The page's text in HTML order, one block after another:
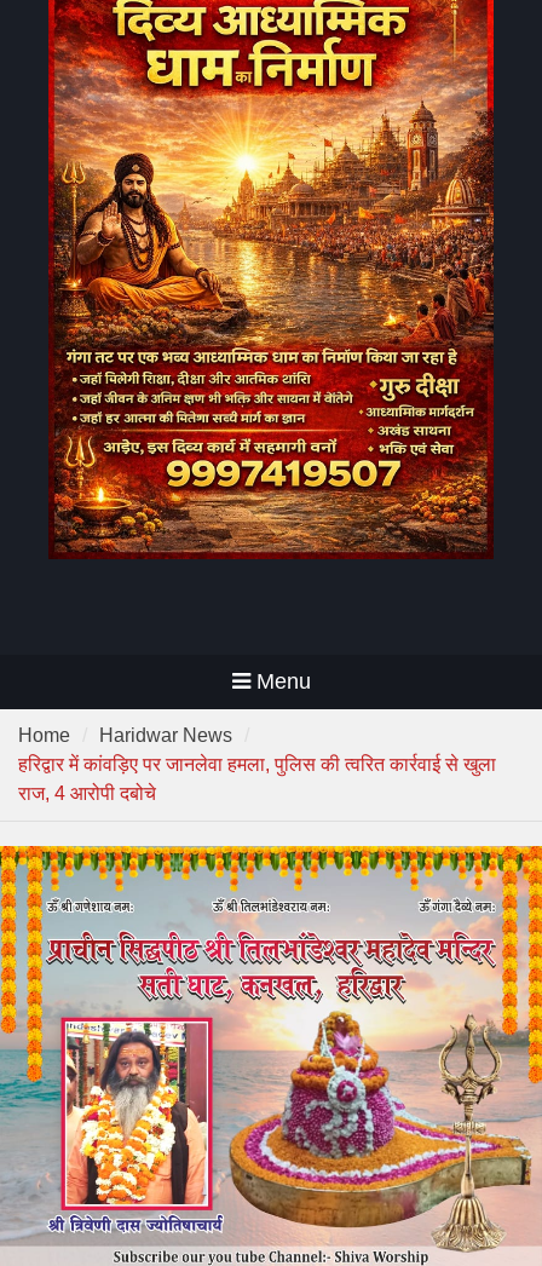
Menu
Home
Haridwar News
हरिद्वार में कांवड़िए पर जानलेवा हमला, पुलिस की त्वरित कार्रवाई से खुला
राज, 4 आरोपी दबोचे